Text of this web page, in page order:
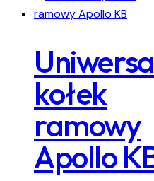
kołek
ramowy
Apollo